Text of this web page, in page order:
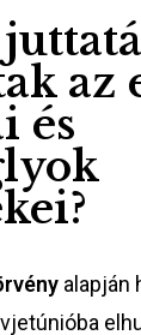
az
és
alapján